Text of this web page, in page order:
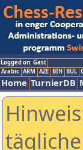
Logged on: Gast
Arabic ARM AZE BIH BUL
Home TurnierDB